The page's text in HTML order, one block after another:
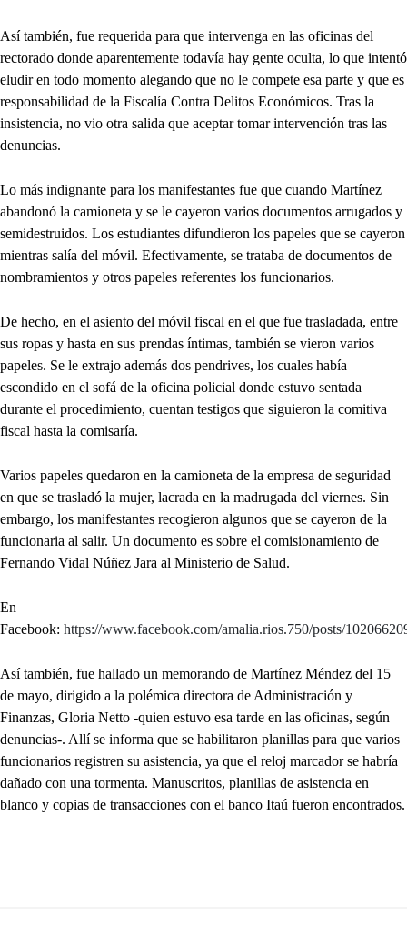
Así también, fue requerida para que intervenga en las oficinas del
rectorado donde aparentemente todavía hay gente oculta, lo que intentó
eludir en todo momento alegando que no le compete esa parte y que es
responsabilidad de la Fiscalía Contra Delitos Económicos. Tras la
insistencia, no vio otra salida que aceptar tomar intervención tras las
denuncias.
Lo más indignante para los manifestantes fue que cuando Martínez
abandonó la camioneta y se le cayeron varios documentos arrugados y
semidestruidos. Los estudiantes difundieron los papeles que se cayeron
mientras salía del móvil. Efectivamente, se trataba de documentos de
nombramientos y otros papeles referentes los funcionarios.
De hecho, en el asiento del móvil fiscal en el que fue trasladada, entre
sus ropas y hasta en sus prendas íntimas, también se vieron varios
papeles. Se le extrajo además dos pendrives, los cuales había
escondido en el sofá de la oficina policial donde estuvo sentada
durante el procedimiento, cuentan testigos que siguieron la comitiva
fiscal hasta la comisaría.
Varios papeles quedaron en la camioneta de la empresa de seguridad
en que se trasladó la mujer, lacrada en la madrugada del viernes. Sin
embargo, los manifestantes recogieron algunos que se cayeron de la
funcionaria al salir. Un documento es sobre el comisionamiento de
Fernando Vidal Núñez Jara al Ministerio de Salud.
En
Facebook: https://www.facebook.com/amalia.rios.750/posts/
Así también, fue hallado un memorando de Martínez Méndez del 15
de mayo, dirigido a la polémica directora de Administración y
Finanzas, Gloria Netto -quien estuvo esa tarde en las oficinas, según
denuncias-. Allí se informa que se habilitaron planillas para que varios
funcionarios registren su asistencia, ya que el reloj marcador se habría
dañado con una tormenta. Manuscritos, planillas de asistencia en
blanco y copias de transacciones con el banco Itaú fueron encontrados.